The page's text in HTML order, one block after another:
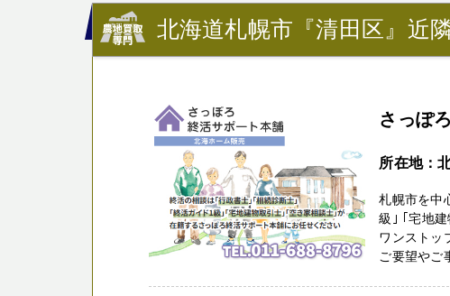
北海道札幌市『清田区』近
さっぽ
所在地：
札幌市を中
級｣ ｢宅地
ワンストッ
ご要望やご